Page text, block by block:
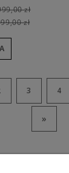
zł
zł
3 4
»